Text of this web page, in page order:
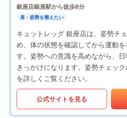
銀座店銀座駅から徒歩8分
肩・姿勢を整えたい
キュットレッグ 銀座店は、姿勢チ
め、体の状態を確認してから運動
す。姿勢への意識を高めながら、
きっかけになります。姿勢チェッ
を詳しくご覧ください。
公式サイトを見る